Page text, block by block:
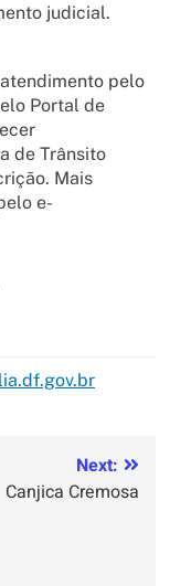
judicial.
pelo
Portal de
de Trânsito
Mais
e-
Next:
Canjica Cremosa